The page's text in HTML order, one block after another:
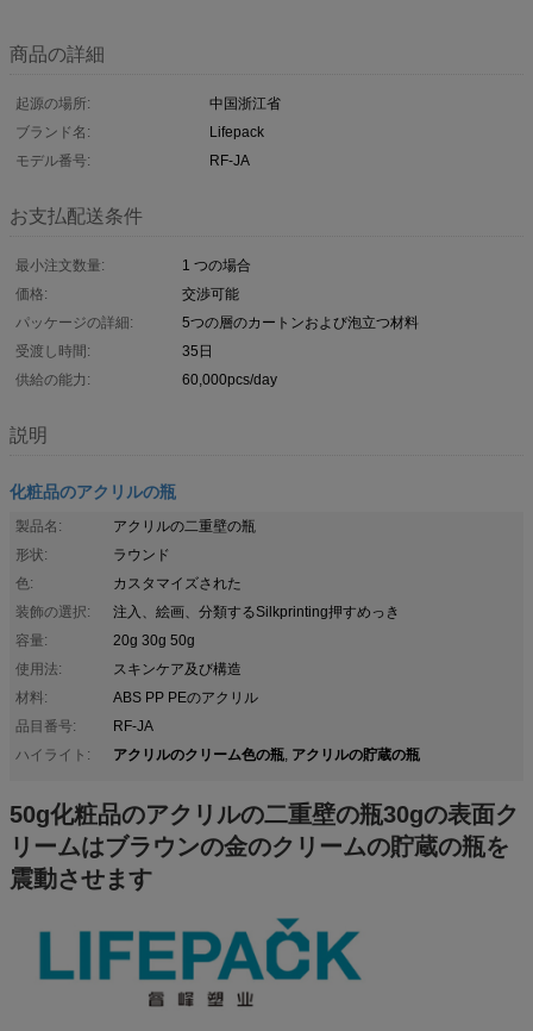
商品の詳細
起源の場所:
中国浙江省
ブランド名:
Lifepack
モデル番号:
RF-JA
お支払配送条件
最小注文数量:
1 つの場合
価格:
交渉可能
パッケージの詳細:
5つの層のカートンおよび泡立つ材料
受渡し時間:
35日
供給の能力:
60,000pcs/day
説明
化粧品のアクリルの瓶
製品名:
アクリルの二重壁の瓶
形状:
ラウンド
色:
カスタマイズされた
装飾の選択:
注入、絵画、分類するSilkprinting押すめっき
容量:
20g 30g 50g
使用法:
スキンケア及び構造
材料:
ABS PP PEのアクリル
品目番号:
RF-JA
ハイライト:
アクリルのクリーム色の瓶, アクリルの貯蔵の瓶
50g化粧品のアクリルの二重壁の瓶30gの表面ク
リームはブラウンの金のクリームの貯蔵の瓶を
震動させます